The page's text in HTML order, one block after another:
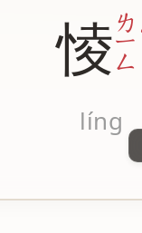
㥄ㄌ
ㄧ
ㄥ
líng